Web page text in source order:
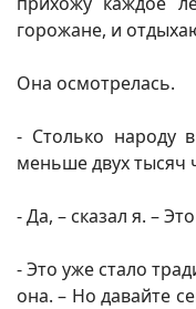
горожане, и
Она осмотрелась.
- Столько народу
меньше двух тысяч
- Да, – сказал я. –
- Это уже стало
она. – Но давайте